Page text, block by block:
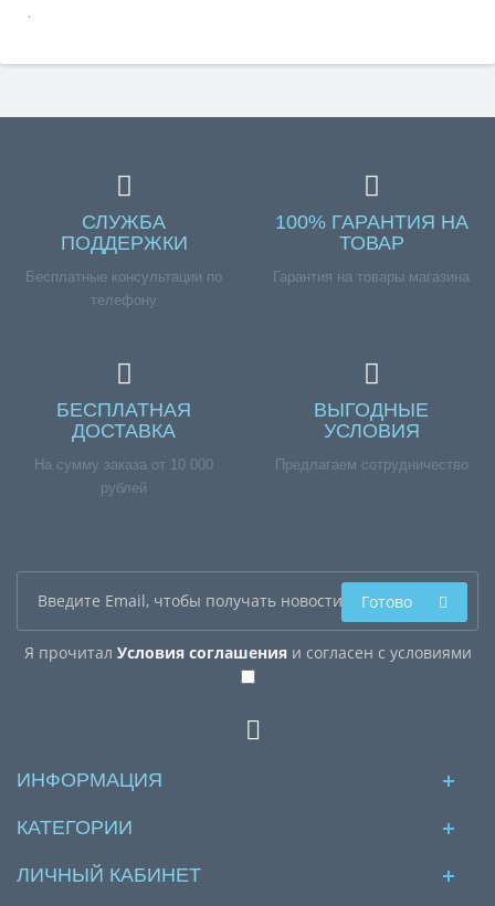
.
СЛУЖБА
ПОДДЕРЖКИ
Бесплатные консультации по
телефону
100% ГАРАНТИЯ НА
ТОВАР
Гарантия на товары магазина
БЕСПЛАТНАЯ
ДОСТАВКА
На сумму заказа от 10 000
рублей
ВЫГОДНЫЕ
УСЛОВИЯ
Предлагаем сотрудничество
Я прочитал Условия соглашенияи согласен с условиями
Готово
ИНФОРМАЦИЯ
КАТЕГОРИИ
ЛИЧНЫЙ КАБИНЕТ